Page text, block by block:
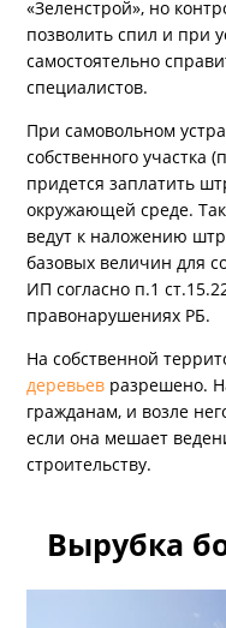
«Зеленстрой», но
позволить спил и при
самостоятельно
специалистов.
При самовольном
собственного участка
придется заплатить
окружающей среде.
ведут к наложению
базовых величин для
ИП согласно п.1
правонарушениях РБ.
На собственной
деревьев разрешено.
гражданам, и возле
если она мешает
строительству.
Вырубка